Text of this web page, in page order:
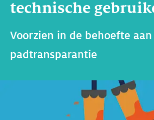
technische
Voorzien in de behoefte aan
padtransparantie